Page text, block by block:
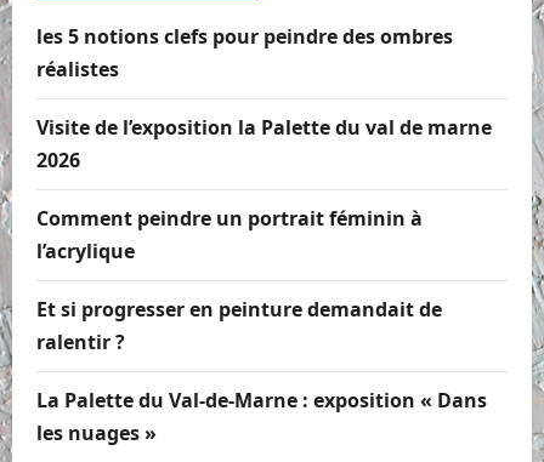
les 5 notions clefs pour peindre des ombres
réalistes
Visite de l’exposition la Palette du val de marne
2026
Comment peindre un portrait féminin à
l’acrylique
Et si progresser en peinture demandait de
ralentir ?
La Palette du Val-de-Marne : exposition « Dans
les nuages »